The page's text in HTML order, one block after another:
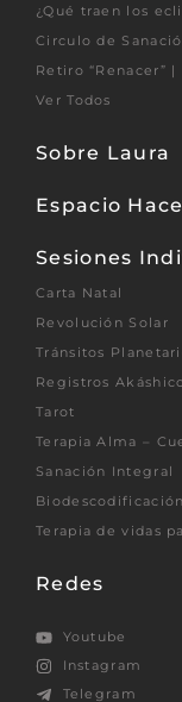
¿Qué traen los
Circulo de
Retiro “Renacer” |
Ver Todos
Sobre Laura
Espacio
Sesiones
Carta Natal
Revolución Solar
Tránsitos
Registros
Tarot
Terapia Alma –
Sanación Integral
Terapia de vidas
Redes
Youtube
Instagram
Telegram